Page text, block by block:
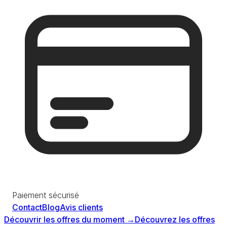
Paiement sécurisé
ContactBlogAvis clients
Découvrir les offres du moment → Découvrez les offres